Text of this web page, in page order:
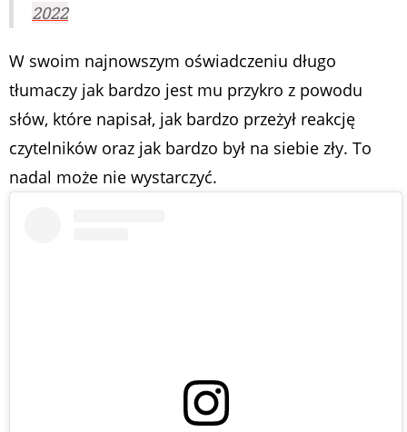
2022
W swoim najnowszym oświadczeniu długo
tłumaczy jak bardzo jest mu przykro z powodu
słów, które napisał, jak bardzo przeżył reakcję
czytelników oraz jak bardzo był na siebie zły. To
nadal może nie wystarczyć.